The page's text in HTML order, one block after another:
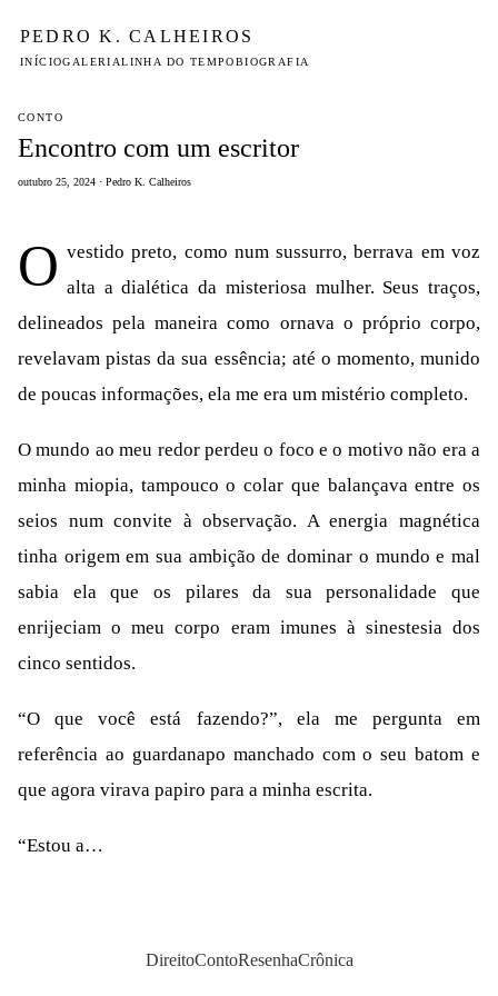
PEDRO K. CALHEIROS
INÍCIOGALERIALINHA DO TEMPOBIOGRAFIA
CONTO
Encontro com um escritor
outubro 25, 2024 · Pedro K. Calheiros
O vestido preto, como num sussurro, berrava em voz
alta a dialética da misteriosa mulher. Seus traços,
delineados pela maneira como ornava o próprio corpo,
revelavam pistas da sua essência; até o momento, munido
de poucas informações, ela me era um mistério completo.
O mundo ao meu redor perdeu o foco e o motivo não era a
minha miopia, tampouco o colar que balançava entre os
seios num convite à observação. A energia magnética
tinha origem em sua ambição de dominar o mundo e mal
sabia ela que os pilares da sua personalidade que
enrijeciam o meu corpo eram imunes à sinestesia dos
cinco sentidos.
“O que você está fazendo?”, ela me pergunta em
referência ao guardanapo manchado com o seu batom e
que agora virava papiro para a minha escrita.
“Estou a…
DireitoContoResenhaCrônica